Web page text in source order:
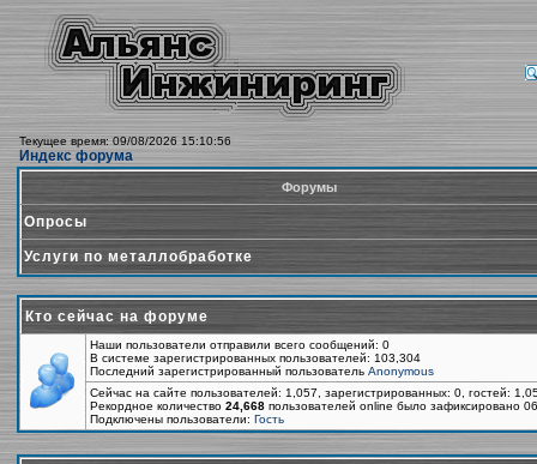
Текущее время: 09/08/2026 15:10:56
Индекс форума
Форумы
Опросы
Услуги по металлобработке
Кто сейчас на форуме
Наши пользователи отправили всего сообщений: 0
В системе зарегистрированных пользователей: 103,304
Последний зарегистрированный пользователь Anonymous
Сейчас на сайте пользователей: 1,057, зарегистрированных: 0, гостей:
Рекордное количество 24,668 пользователей online было зафиксировано
Подключены пользователи: Гость